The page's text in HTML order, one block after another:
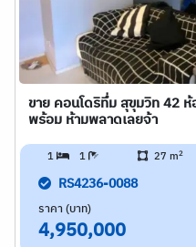
ขาย คอนโดริทึ่ม สุขุมวิท 42
พร้อม ห้ามพลาดเลยจ้า
1 1 27 m2
RS4236-0088
ราคา (บาท)
4,950,000